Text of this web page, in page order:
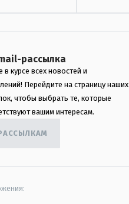
рассылка
в курсе всех новостей и
Перейдите на страницу наших
чтобы выбрать те, которые
вашим интересам.